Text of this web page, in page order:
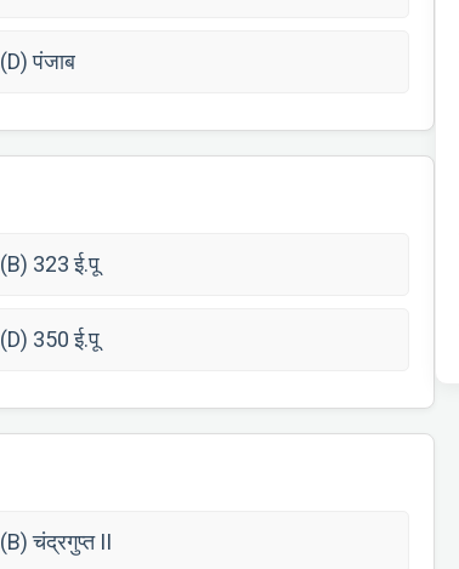
(D) पंजाब
(B) 323 ई.पू
(D) 350 ई.पू
(B) चंद्रगुप्त II